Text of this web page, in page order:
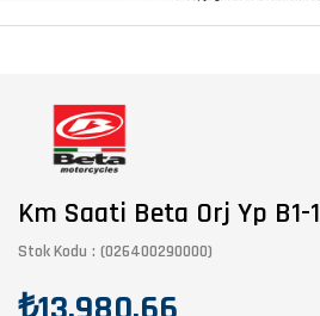
Km Saati Beta Orj Yp B1-1
Stok Kodu (026400290000)